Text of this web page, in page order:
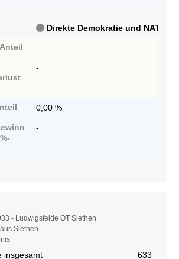
Direkte Demokratie und NATO-
Anteil -
-
0,00 %
-
- Ludwigsfelde OT Siethen
Siethen
insgesamt 633